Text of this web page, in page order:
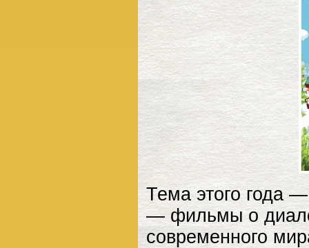
Тема этого года
— фильмы о
современного